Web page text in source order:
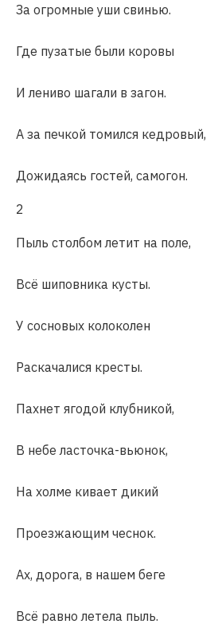
За огромные уши свинью.
Где пузатые были коровы
И лениво шагали в загон.
А за печкой томился кедровый,
Дожидаясь гостей, самогон.
2
Пыль столбом летит на поле,
Всё шиповника кусты.
У сосновых колоколен
Раскачалися кресты.
Пахнет ягодой клубникой,
В небе ласточка-вьюнок,
На холме кивает дикий
Проезжающим чеснок.
Ах, дорога, в нашем беге
Всё равно летела пыль.